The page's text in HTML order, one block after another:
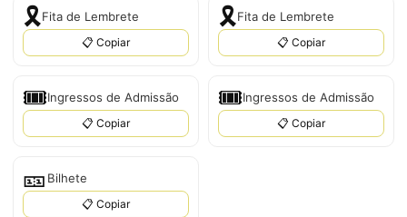
🎗️Fita de Lembrete
📋 Copiar
🎗Fita de Lembrete
📋 Copiar
🎟️Ingressos de Admissão
📋 Copiar
🎟Ingressos de Admissão
📋 Copiar
🎫 Bilhete
📋 Copiar